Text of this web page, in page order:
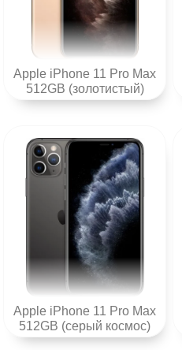
Apple iPhone 11 Pro Max
512GB (золотистый)
Apple iPhone 11 Pro Max
512GB (серый космос)